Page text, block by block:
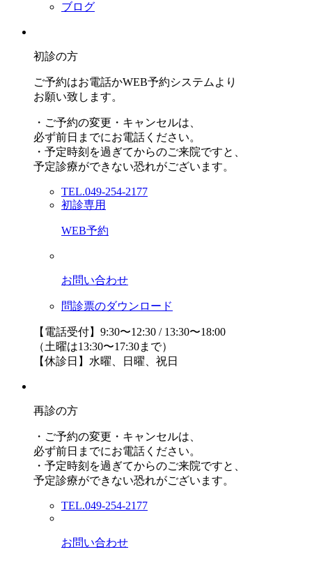
ブログ
初診の方
ご予約はお電話かWEB予約システムより
お願い致します。
・ご予約の変更・キャンセルは、
必ず前日までにお電話ください。
・予定時刻を過ぎてからのご来院ですと、
予定診療ができない恐れがございます。
TEL.049-254-2177
初診専用
WEB予約
お問い合わせ
問診票のダウンロード
【電話受付】9:30〜12:30 / 13:30〜18:00
（土曜は13:30〜17:30まで）
【休診日】水曜、日曜、祝日
再診の方
・ご予約の変更・キャンセルは、
必ず前日までにお電話ください。
・予定時刻を過ぎてからのご来院ですと、
予定診療ができない恐れがございます。
TEL.049-254-2177
お問い合わせ